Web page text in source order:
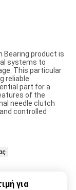
Bearing product is
systems to
This particular
reliable
part for a
of the
needle clutch
controlled
για